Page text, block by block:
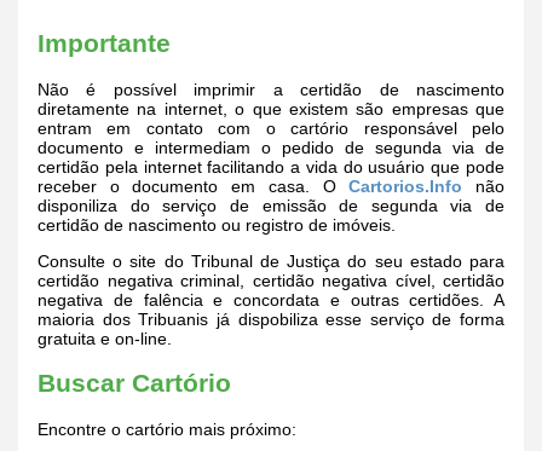
Importante
Não é possível imprimir a certidão de nascimento
diretamente na internet, o que existem são empresas que
entram em contato com o cartório responsável pelo
documento e intermediam o pedido de segunda via de
certidão pela internet facilitando a vida do usuário que pode
receber o documento em casa. OCartorios.Info não
disponiliza do serviço de emissão de segunda via de
certidão de nascimento ou registro de imóveis.
Consulte o site do Tribunal de Justiça do seu estado para
certidão negativa criminal, certidão negativa cível, certidão
negativa de falência e concordata e outras certidões. A
maioria dos Tribuanis já dispobiliza esse serviço de forma
gratuita e on-line.
Buscar Cartório
Encontre o cartório mais próximo: